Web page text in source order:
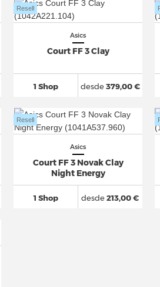
Asics
Court FF 3 Clay
1 Shop
Resell
desde379,00 €
Asics
Court FF 3 Novak Clay
Night Energy
1 Shop
Resell
desde213,00 €